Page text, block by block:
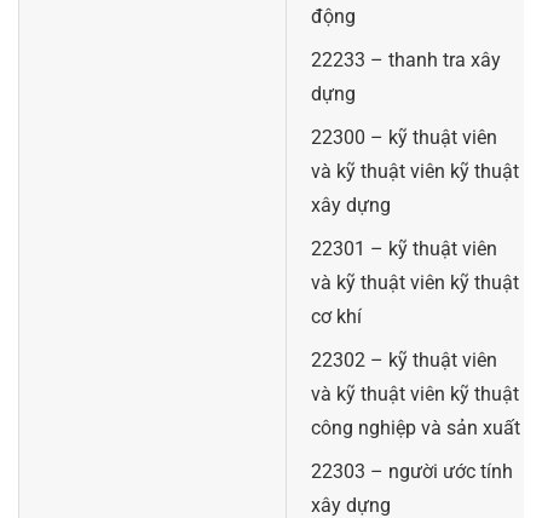
động
22233 – thanh tra xây
dựng
22300 – kỹ thuật viên
và kỹ thuật viên kỹ thuật
xây dựng
22301 – kỹ thuật viên
và kỹ thuật viên kỹ thuật
cơ khí
22302 – kỹ thuật viên
và kỹ thuật viên kỹ thuật
công nghiệp và sản xuất
22303 – người ước tính
xây dựng